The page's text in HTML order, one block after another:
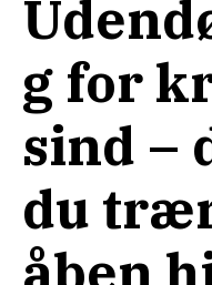
g for
sind –
du